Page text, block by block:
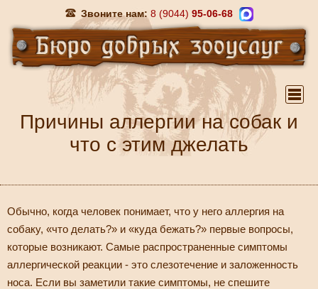
Звоните нам: 8 (9044) 95-06-68
Причины аллергии на собак и
что с этим джелать
Обычно, когда человек понимает, что у него аллергия на
собаку, «что делать?» и «куда бежать?» первые вопросы,
которые возникают. Самые распространенные симптомы
аллергической реакции - это слезотечение и заложенность
носа. Если вы заметили такие симптомы, не спешите